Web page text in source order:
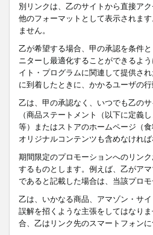
別リンクは、乙のサイトから直接ア
他のフォーマットとして表示されま
ません。
乙が希望する場合、甲の承認を条件
ニターし最適化することができるよ
イト・プログラムに関連して提供さ
に到着したときに、かかるユーザの
乙は、甲の承認なく、いつでも乙の
（商品ステートメント（以下に定義
等）またはストアのホームページ（
オリジナルコンテンツも含めなければ
期間限定のプロモーションへのリン
するものとします。例えば、乙がア
であると記載した場合は、当該プロ
乙は、いかなる商品、アマゾン・サ
誤解を招くような主張をしてはなり
合、乙はリンク先のスマートフォン